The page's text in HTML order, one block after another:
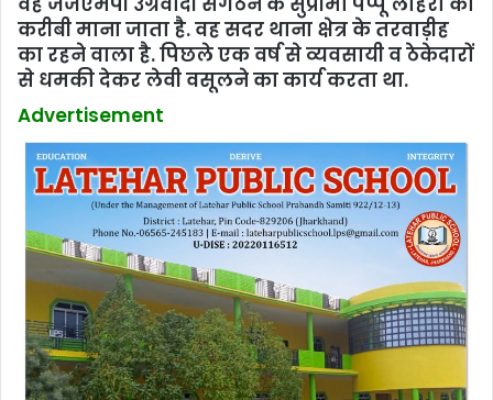
करीबी माना जाता है. वह सदर थाना क्षेत्र के तरवाड़ीह
का रहने वाला है. पिछले एक वर्ष से व्यवसायी व ठेकेदारों
से धमकी देकर लेवी वसूलने का कार्य करता था.
Advertisement